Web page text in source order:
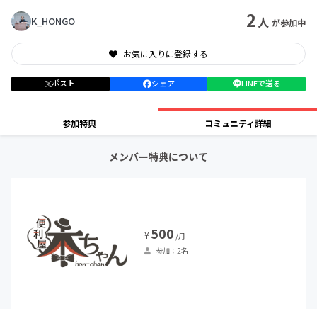
K_HONGO 2人 が参加中
お気に入りに登録する
ポスト シェア LINEで送る
参加特典 コミュニティ詳細
メンバー特典について
¥500 /月
参加：2名